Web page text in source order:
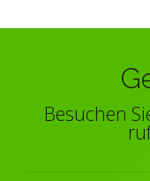
Besuchen